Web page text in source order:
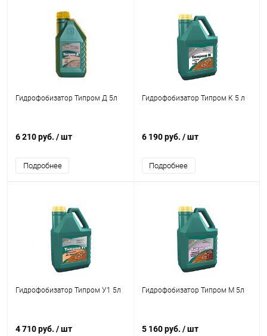
Гидрофобизатор Типром Д 5л
6 210 руб. / шт
Подробнее
Гидрофобизатор Типром К 5 л
6 190 руб. / шт
Подробнее
Гидрофобизатор Типром У1 5л
4 710 руб. / шт
Гидрофобизатор Типром М 5л
5 160 руб. / шт